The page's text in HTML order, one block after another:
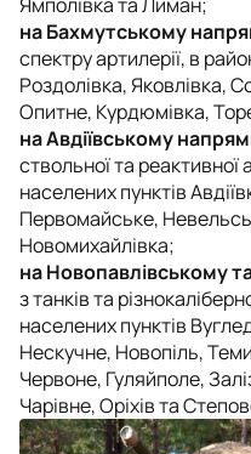
на Бахмутському
спектру артилерії, в
Роздолівка, Яковлівка,
Опитне, Курдюмівка,
на Авдіївському
ствольної та реактивної
населених пунктів
Первомайське,
Новомихайлівка;
на Новопавлівському
з танків та
населених пунктів
Нескучне, Новопіль,
Червоне, Гуляйполе,
Чарівне, Оріхів та